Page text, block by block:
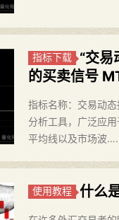
指标下载
“交
的买卖信号
指标名称：交易动
分析工具，广泛应
平均线以及市场波
使用教程 什么